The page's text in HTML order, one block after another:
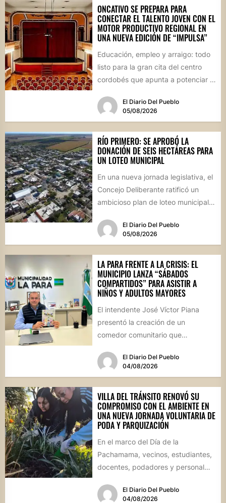
ONCATIVO SE PREPARA PARA
CONECTAR EL TALENTO JOVEN CON EL
MOTOR PRODUCTIVO REGIONAL EN
UNA NUEVA EDICIÓN DE “IMPULSA”
Educación, empleo y arraigo: todo
listo para la gran cita del centro
cordobés que apunta a potenciar el
El Diario Del Pueblo
05/08/2026
RÍO PRIMERO: SE APROBÓ LA
DONACIÓN DE SEIS HECTÁREAS PARA
UN LOTEO MUNICIPAL
En una nueva jornada legislativa, el
Concejo Deliberante ratificó un
ambicioso plan de loteo municipal,
por...
El Diario Del Pueblo
05/08/2026
LA PARA FRENTE A LA CRISIS: EL
MUNICIPIO LANZA “SÁBADOS
COMPARTIDOS” PARA ASISTIR A
NIÑOS Y ADULTOS MAYORES
El intendente José Víctor Piana
presentó la creación de un
comedor comunitario que
Salón...
El Diario Del Pueblo
04/08/2026
VILLA DEL TRÁNSITO RENOVÓ SU
COMPROMISO CON EL AMBIENTE EN
UNA NUEVA JORNADA VOLUNTARIA DE
PODA Y PARQUIZACIÓN
En el marco del Día de la
Pachamama, vecinos, estudiantes,
docentes, podadores y personal
de...
El Diario Del Pueblo
04/08/2026